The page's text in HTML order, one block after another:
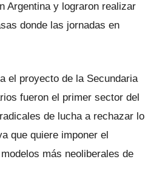
Argentina y lograron realizar
donde las jornadas en
el proyecto de la Secundaria
fueron el primer sector del
de lucha a rechazar lo
que quiere imponer el
más neoliberales de